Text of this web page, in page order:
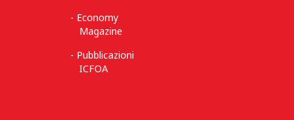
Economy
Magazine
Pubblicazioni
ICFOA